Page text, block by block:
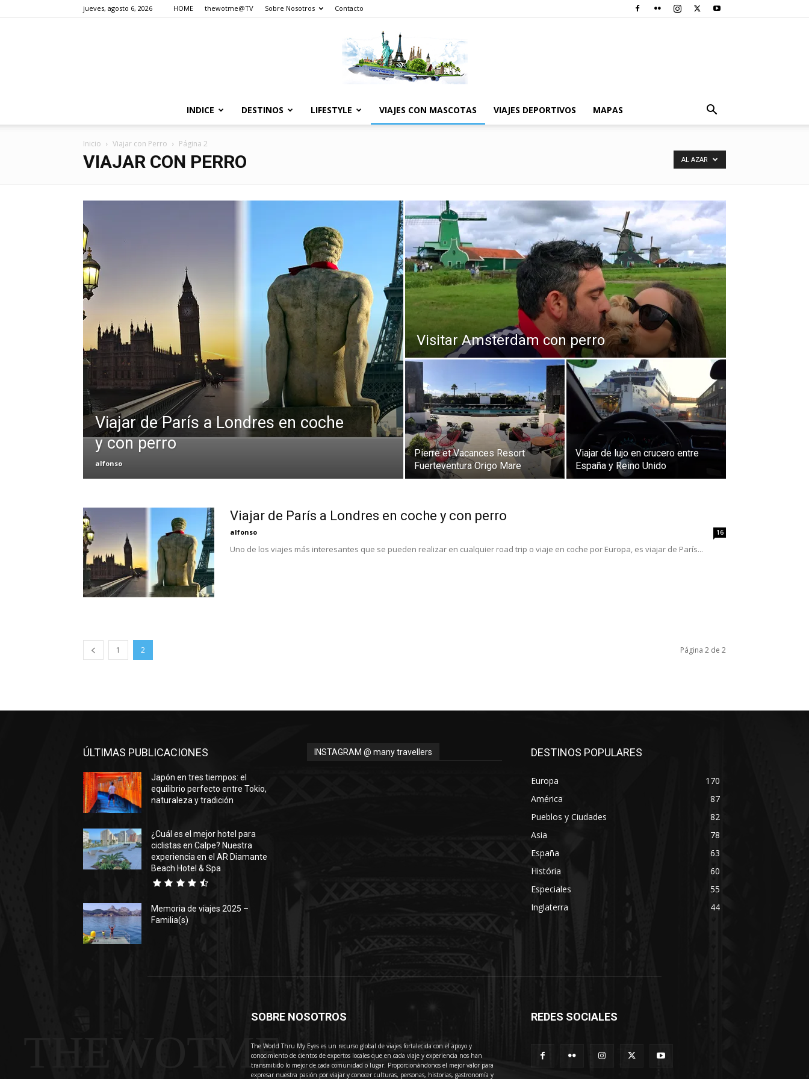
jueves, agosto 6, 2026 HOME thewotme@TV Sobre Nosotros Contacto
The
World
Thru
My
Eyes
INDICE DESTINOS LIFESTYLE VIAJES CON MASCOTAS VIAJES DEPORTIVOS MAPAS
Inicio Viajar con Perro Página 2
VIAJAR CON PERRO AL AZAR
Viajar de París a Londres en coche
y con perro
alfonso
Visitar Amsterdam con perro
Pierre et Vacances Resort
Fuerteventura Origo Mare
Viajar de lujo en crucero entre
España y Reino Unido
Viajar de París a Londres en coche y con perro
alfonso 16
Uno de los viajes más interesantes que se pueden realizar en cualquier road trip o viaje en coche por Europa, es viajar de París...
1 2 Página 2 de 2
ÚLTIMAS PUBLICACIONES
Japón en tres tiempos: el
equilibrio perfecto entre Tokio,
naturaleza y tradición
¿Cuál es el mejor hotel para
ciclistas en Calpe? Nuestra
experiencia en el AR Diamante
Beach Hotel & Spa
Memoria de viajes 2025 –
Familia(s)
INSTAGRAM @ many travellers DESTINOS POPULARES
Europa
170
América
87
Pueblos y Ciudades
82
Asia
78
España
63
História
60
Especiales
55
Inglaterra
44
THEWOTME
SOBRE NOSOTROS
The World Thru My Eyes es un recurso global de viajes fortalecida con el apoyo y
conocimiento de cientos de expertos locales que en cada viaje y experiencia nos han
transmitido lo mejor de cada comunidad o lugar. Proporcionándonos el mejor valor para
expresar nuestra pasión por viajar y conocer culturas, personas, historias, gastronomía y
REDES SOCIALES